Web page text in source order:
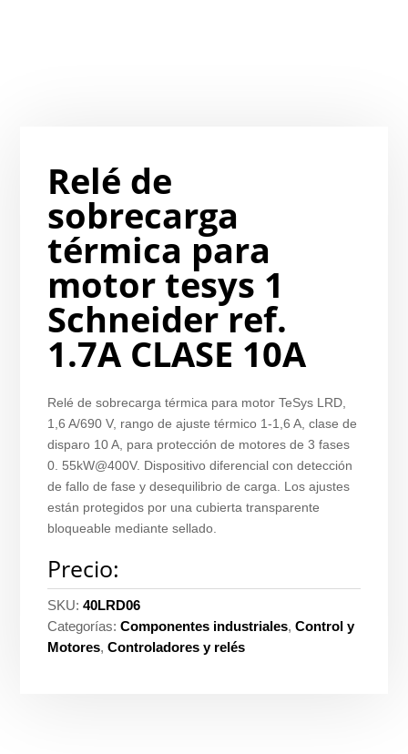
Relé de
sobrecarga
térmica para
motor tesys 1
Schneider ref.
1.7A CLASE 10A
Relé de sobrecarga térmica para motor TeSys LRD,
1,6 A/690 V, rango de ajuste térmico 1-1,6 A, clase de
disparo 10 A, para protección de motores de 3 fases
0. 55kW@400V. Dispositivo diferencial con detección
de fallo de fase y desequilibrio de carga. Los ajustes
están protegidos por una cubierta transparente
bloqueable mediante sellado.
Precio:
SKU:40LRD06
Categorías:Componentes industriales,Control y
Motores,Controladores y relés